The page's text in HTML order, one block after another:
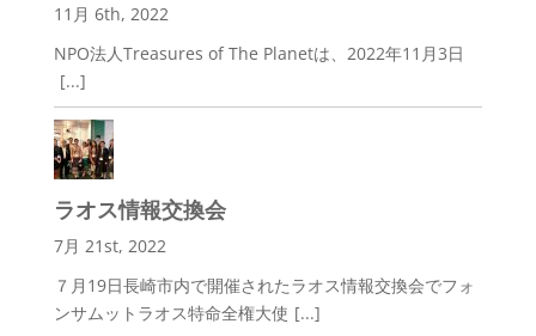
11月 6th, 2022
NPO法人Treasures of The Planetは、2022年11月3日
[...]
ラオス情報交換会
7月 21st, 2022
７月19日長崎市内で開催されたラオス情報交換会でフォ
ンサムットラオス特命全権大使 [...]